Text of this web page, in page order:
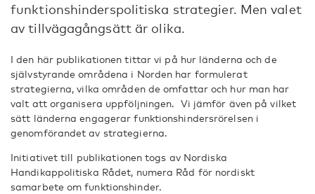
funktionshinderspolitiska strategier. Men valet
av tillvägagångsätt är olika.
I den här publikationen tittar vi på hur länderna och de
självstyrande områdena i Norden har formulerat
strategierna, vilka områden de omfattar och hur man har
valt att organisera uppföljningen. Vi jämför även på vilket
sätt länderna engagerar funktionshindersrörelsen i
genomförandet av strategierna.
Initiativet till publikationen togs av Nordiska
Handikappolitiska Rådet, numera Råd för nordiskt
samarbete om funktionshinder.